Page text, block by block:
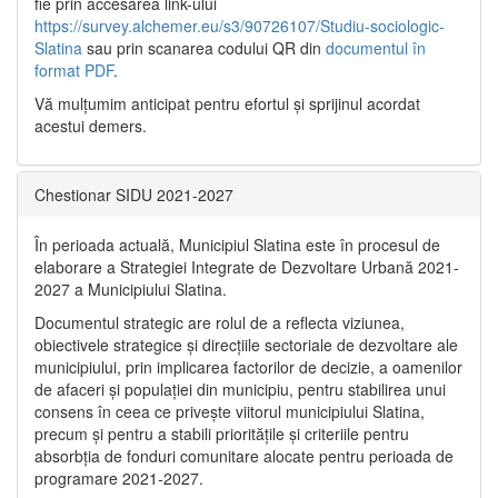
https://survey.alchemer.eu/s3/90726107/Studiu-sociologic-
Slatina sau prin scanarea codului QR din documentul în
format PDF.
Vă mulţumim anticipat pentru efortul şi sprijinul acordat
acestui demers.
Chestionar SIDU 2021-2027
În perioada actuală, Municipiul Slatina este în procesul de
elaborare a Strategiei Integrate de Dezvoltare Urbană 2021‐
2027 a Municipiului Slatina.
Documentul strategic are rolul de a reflecta viziunea,
obiectivele strategice și direcțiile sectoriale de dezvoltare ale
municipiului, prin implicarea factorilor de decizie, a oamenilor
de afaceri și populației din municipiu, pentru stabilirea unui
consens în ceea ce privește viitorul municipiului Slatina,
precum și pentru a stabili prioritățile și criteriile pentru
absorbția de fonduri comunitare alocate pentru perioada de
programare 2021-2027.